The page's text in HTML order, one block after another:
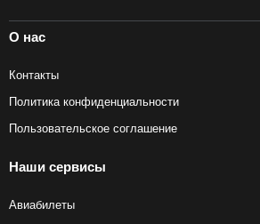
О нас
Контакты
Политика конфиденциальности
Пользовательское соглашение
Наши сервисы
Авиабилеты